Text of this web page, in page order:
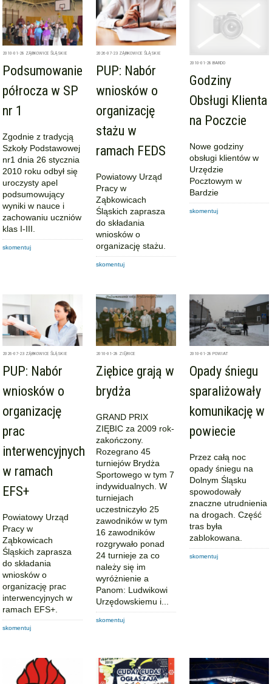
2010-01-28 ZĄBKOWICE ŚLĄSKIE
Podsumowanie
półrocza w SP
nr 1
Zgodnie z tradycją
Szkoły Podstawowej
nr1 dnia 26 stycznia
2010 roku odbył się
uroczysty apel
podsumowujący
wyniki w nauce i
zachowaniu uczniów
klas I-III.
skomentuj
2026-07-23 ZĄBKOWICE ŚLĄSKIE
PUP: Nabór
wniosków o
organizację
stażu w
ramach FEDS
Powiatowy Urząd
Pracy w
Ząbkowicach
Śląskich zaprasza
do składania
wniosków o
organizację stażu.
skomentuj
2010-01-28 BARDO
Godziny
Obsługi Klienta
na Poczcie
Nowe godziny
obsługi klientów w
Urzędzie
Pocztowym w
Bardzie
skomentuj
2026-07-23 ZĄBKOWICE ŚLĄSKIE
PUP: Nabór
wniosków o
organizację
prac
interwencyjnych
w ramach
EFS+
Powiatowy Urząd
Pracy w
Ząbkowicach
Śląskich zaprasza
do składania
wniosków o
organizację prac
interwencyjnych w
ramach EFS+.
skomentuj
2010-01-28 ZIĘBICE
Ziębice grają w
brydża
GRAND PRIX
ZIĘBIC za 2009 rok-
zakończony.
Rozegrano 45
turniejów Brydża
Sportowego w tym 7
indywidualnych. W
turniejach
uczestniczyło 25
zawodników w tym
16 zawodników
rozgrywało ponad
24 turnieje za co
należy się im
wyróżnienie a
Panom: Ludwikowi
Urzędowskiemu i...
skomentuj
2010-01-28 POWIAT
Opady śniegu
sparaliżowały
komunikację w
powiecie
Przez całą noc
opady śniegu na
Dolnym Śląsku
spowodowały
znaczne utrudnienia
na drogach. Część
tras była
zablokowana.
skomentuj